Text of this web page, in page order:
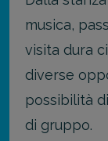
musica,
visita dura
diverse
possibilità
di gruppo.